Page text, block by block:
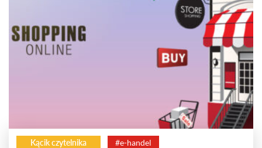
Kącik czytelnika #e-handel